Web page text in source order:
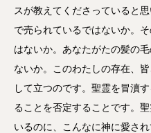
スが教えてくださっていると
で売られているではないか。
はないか。あなたがたの髪の
ないか。このわたしの存在、
して立つのです。聖霊を冒瀆
ることを否定することです。
いるのに、こんなに神に愛さ